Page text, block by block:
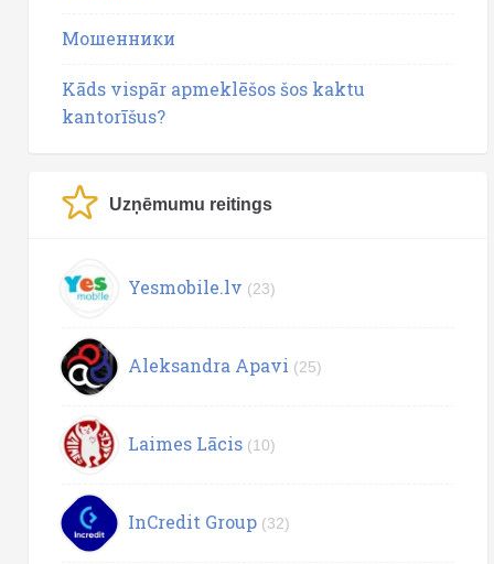
Мошенники
Kāds vispār apmeklēšos šos kaktu
kantorīšus?
Uzņēmumu reitings
Yesmobile.lv (23)
Aleksandra Apavi (25)
Laimes Lācis (10)
InCredit Group (32)